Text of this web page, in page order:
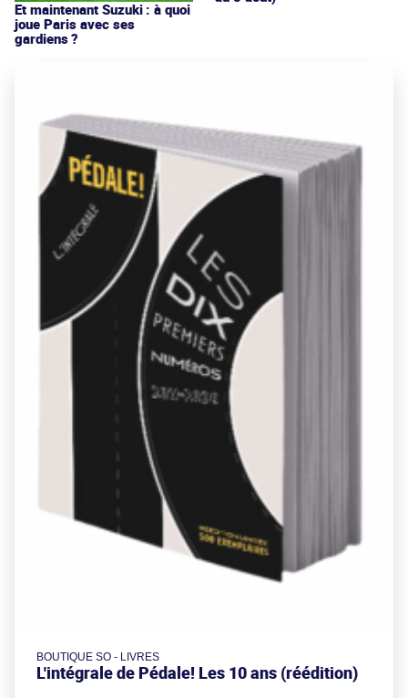
Et maintenant Suzuki : à quoi
joue Paris avec ses
gardiens ?
BOUTIQUE SO - LIVRES
L'intégrale de Pédale! Les 10 ans (réédition)